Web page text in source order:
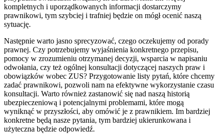
kompletnych i uporządkowanych informacji dostarczymy
prawnikowi, tym szybciej i trafniej będzie on mógł ocenić naszą
sytuację.
Następnie warto jasno sprecyzować, czego oczekujemy od porady
prawnej. Czy potrzebujemy wyjaśnienia konkretnego przepisu,
pomocy w zrozumieniu otrzymanej decyzji, wsparcia w napisaniu
odwołania, czy też ogólnej konsultacji dotyczącej naszych praw i
obowiązków wobec ZUS? Przygotowanie listy pytań, które chcemy
zadać prawnikowi, pozwoli nam na efektywne wykorzystanie czasu
konsultacji. Warto również zastanowić się nad naszą historią
ubezpieczeniową i potencjalnymi problemami, które mogą
wyniknąć w przyszłości, aby omówić je z prawnikiem. Im bardziej
konkretne będą nasze pytania, tym bardziej ukierunkowana i
użyteczna będzie odpowiedź.